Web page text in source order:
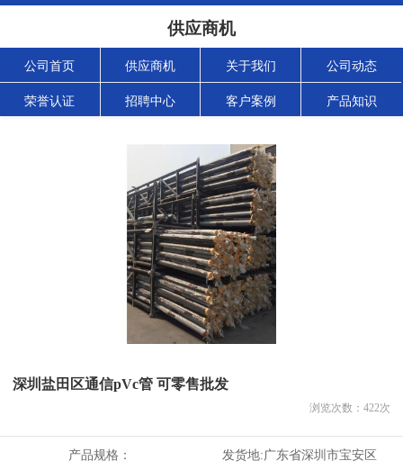
供应商机
公司首页 供应商机 关于我们 公司动态
荣誉认证 招聘中心 客户案例 产品知识
深圳盐田区通信pVc管 可零售批发
浏览次数： 422次
产品规格： 发货地:广东省深圳市宝安区